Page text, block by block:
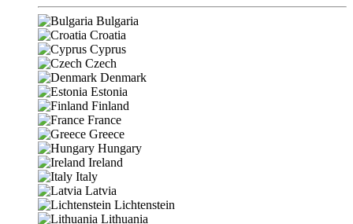
Bulgaria
Croatia
Cyprus
Czech
Denmark
Estonia
Finland
France
Greece
Hungary
Ireland
Italy
Latvia
Lichtenstein
Lithuania